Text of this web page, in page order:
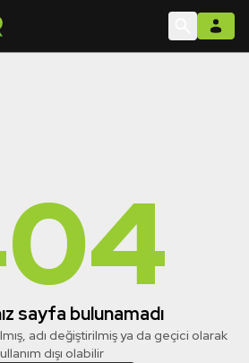
sayfa bulunamadı
adı değiştirilmiş ya da geçici olarak
dışı olabilir